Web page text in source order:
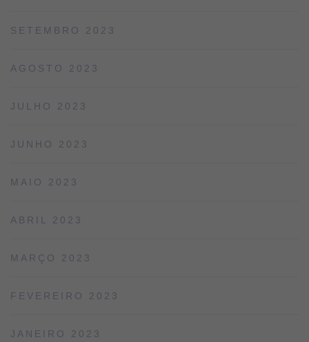
SETEMBRO 2023
AGOSTO 2023
JULHO 2023
JUNHO 2023
MAIO 2023
ABRIL 2023
MARÇO 2023
FEVEREIRO 2023
JANEIRO 2023